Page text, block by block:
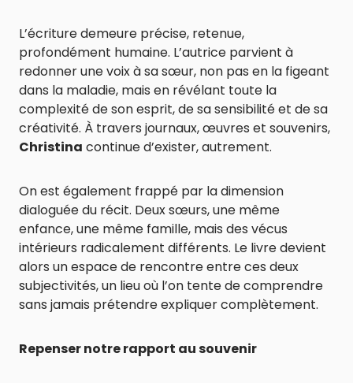
L’écriture demeure précise, retenue,
profondément humaine. L’autrice parvient à
redonner une voix à sa sœur, non pas en la figeant
dans la maladie, mais en révélant toute la
complexité de son esprit, de sa sensibilité et de sa
créativité. À travers journaux, œuvres et souvenirs,
Christina continue d’exister, autrement.
On est également frappé par la dimension
dialoguée du récit. Deux sœurs, une même
enfance, une même famille, mais des vécus
intérieurs radicalement différents. Le livre devient
alors un espace de rencontre entre ces deux
subjectivités, un lieu où l’on tente de comprendre
sans jamais prétendre expliquer complètement.
Repenser notre rapport au souvenir